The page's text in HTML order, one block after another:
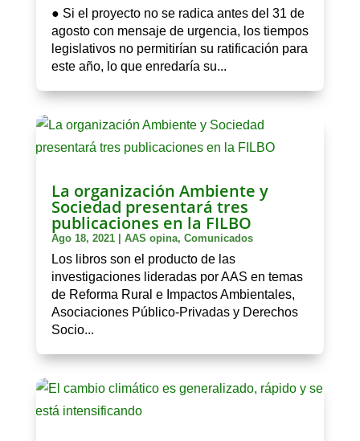
● Si el proyecto no se radica antes del 31 de
agosto con mensaje de urgencia, los tiempos
legislativos no permitirían su ratificación para
este año, lo que enredaría su...
La organización Ambiente y
Sociedad presentará tres
publicaciones en la FILBO
Ago 18, 2021| AAS opina, Comunicados
Los libros son el producto de las
investigaciones lideradas por AAS en temas
de Reforma Rural e Impactos Ambientales,
Asociaciones Público-Privadas y Derechos
Socio...